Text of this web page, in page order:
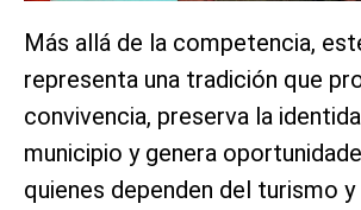
Más allá de la competencia,
representa una tradición que
convivencia, preserva la
municipio y genera
quienes dependen del turismo